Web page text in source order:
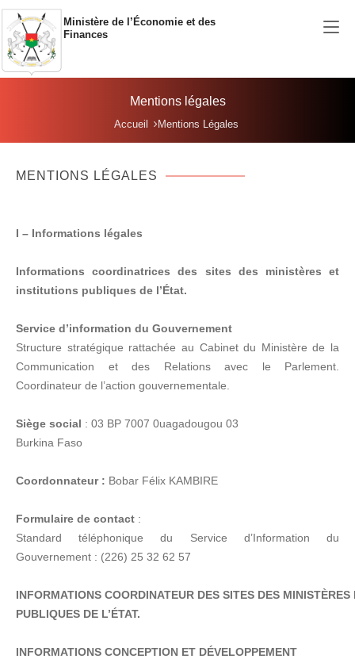
Aller au contenu principal
Ministère de l’Économie et des
Finances
Mentions légales
Accueil Mentions Légales
MENTIONS LÉGALES
I – Informations légales
Informations coordinatrices des sites des ministères et
institutions publiques de l’État.
Service d’information du Gouvernement
Structure stratégique rattachée au Cabinet du Ministère de la
Communication et des Relations avec le Parlement.
Coordinateur de l’action gouvernementale.
Siège social : 03 BP 7007 0uagadougou 03
Burkina Faso
Coordonnateur : Bobar Félix KAMBIRE
Formulaire de contact :
Standard téléphonique du Service d’Information du
Gouvernement : (226) 25 32 62 57
INFORMATIONS COORDINATEUR DES SITES DES
PUBLIQUES DE L’ÉTAT.
INFORMATIONS CONCEPTION ET DÉVELOPPEMENT